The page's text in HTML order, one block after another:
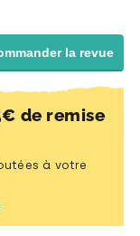
la revue
de remise
à votre